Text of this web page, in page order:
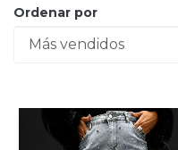
Ordenar por